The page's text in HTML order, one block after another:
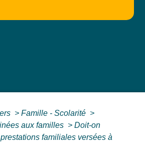
> Famille - Scolarité >
aux familles > Doit-on
familiales versées à